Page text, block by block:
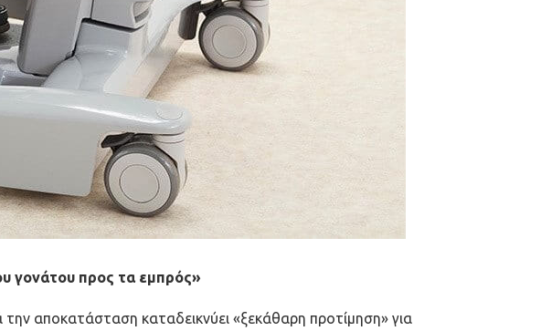
γονάτου προς τα εμπρός»
αποκατάσταση καταδεικνύει «ξεκάθαρη προτίμηση» για